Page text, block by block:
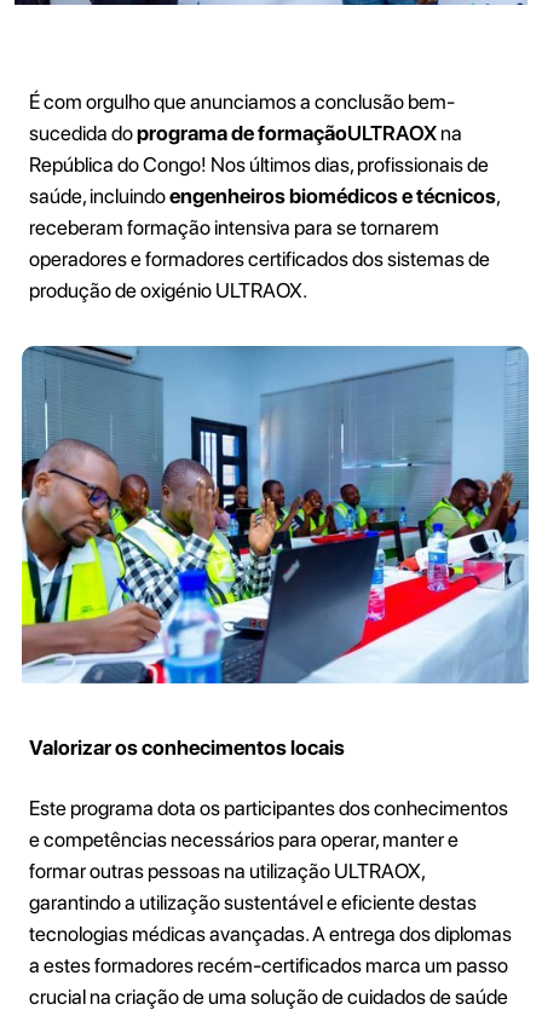
É com orgulho que anunciamos a conclusão bem-
sucedida doprograma de formaçãoULTRAOXna
República do Congo! Nos últimos dias, profissionais de
saúde, incluindoengenheiros biomédicos e técnicos,
receberam formação intensiva para se tornarem
operadores e formadores certificados dos sistemas de
produção de oxigénio ULTRAOX.
Valorizar os conhecimentos locais
Este programa dota os participantes dos conhecimentos
e competências necessários para operar, manter e
formar outras pessoas na utilização ULTRAOX,
garantindo a utilização sustentável e eficiente destas
tecnologias médicas avançadas. A entrega dos diplomas
a estes formadores recém-certificados marca um passo
crucial na criação de uma solução de cuidados de saúde